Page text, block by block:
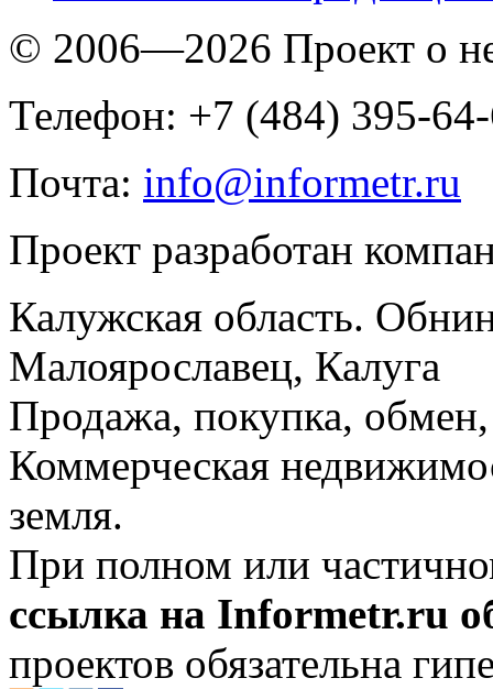
© 2006—2026 Проект о
Телефон: +7 (484) 395-
Почта: info@informetr.ru
Проект разработан
Калужская область.
Малоярославец, Калуга
Продажа, покупка, обмен,
Коммерческая
земля.
При полном или
ссылка на Informetr.ru
проектов обязательна